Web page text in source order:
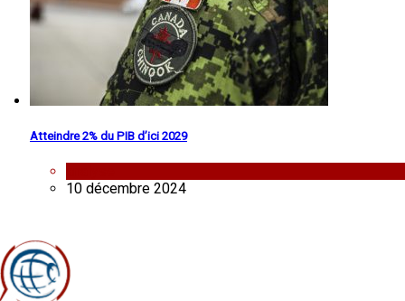
Atteindre 2% du PIB d’ici 2029
10 décembre 2024